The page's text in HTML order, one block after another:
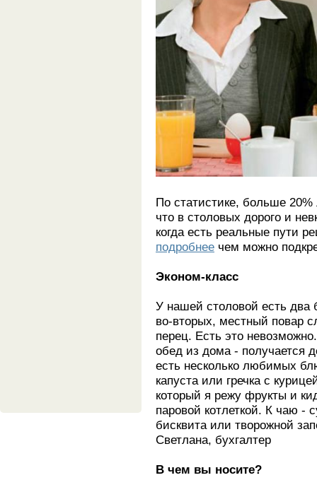
По статистике, больше
что в столовых дорого и
когда есть реальные пути
подробнее чем можно
Эконом-класс
У нашей столовой есть два
во-вторых, местный повар
перец. Есть это
обед из дома - получается
есть несколько любимых
капуста или гречка с
который я режу фрукты и
паровой котлеткой. К чаю -
бисквита или творожной
Светлана, бухгалтер
В чем вы носите?